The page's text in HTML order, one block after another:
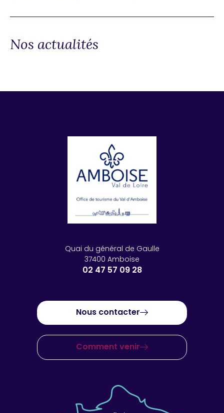
Nos actualités
Quai du général de Gaulle
37400 Amboise
02 47 57 09 28
Nous contacter
Comment venir